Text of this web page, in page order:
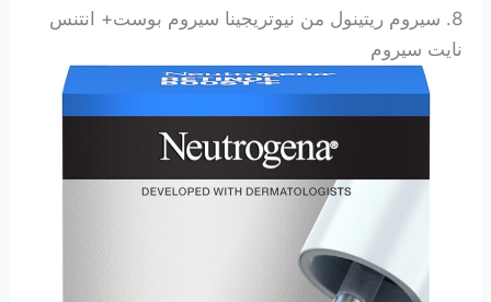
8. سيروم ريتينول من نيوتريجينا سيروم بوست+ انتنس
نايت سيروم